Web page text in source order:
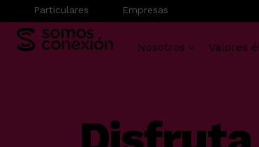
Particulares Empresas
Nosotros Valores